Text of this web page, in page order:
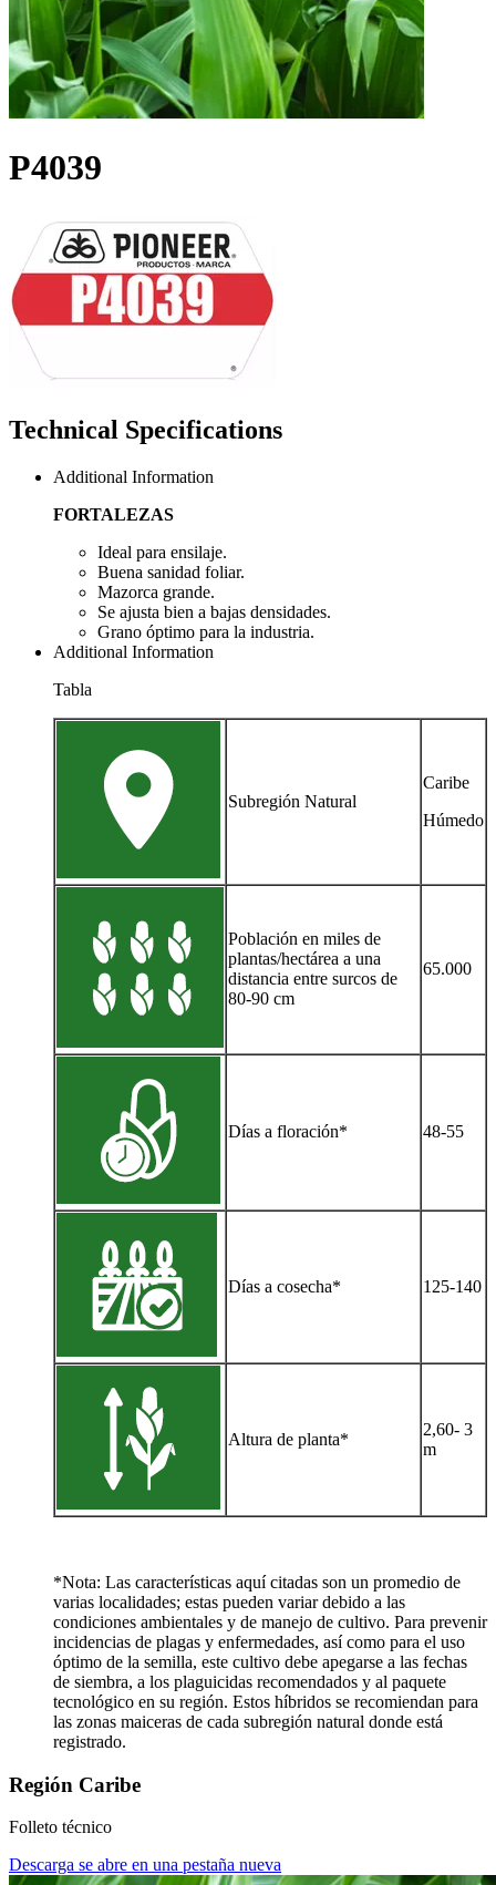
P4039
Technical Specifications
Additional Information
FORTALEZAS
Ideal para ensilaje.
Buena sanidad foliar.
Mazorca grande.
Se ajusta bien a bajas densidades.
Grano óptimo para la industria.
Additional Information
Tabla
Subregión Natural
Caribe
Húmedo
Población en miles de
plantas/hectárea a una
distancia entre surcos de
80-90 cm
65.000
Días a floración* 48-55
Días a cosecha* 125-140
Altura de planta*
2,60- 3
m
*Nota: Las características aquí citadas son un promedio de
varias localidades; estas pueden variar debido a las
condiciones ambientales y de manejo de cultivo. Para prevenir
incidencias de plagas y enfermedades, así como para el uso
óptimo de la semilla, este cultivo debe apegarse a las fechas
de siembra, a los plaguicidas recomendados y al paquete
tecnológico en su región. Estos híbridos se recomiendan para
las zonas maiceras de cada subregión natural donde está
registrado.
Región Caribe
Folleto técnico
Descarga se abre en una pestaña nueva